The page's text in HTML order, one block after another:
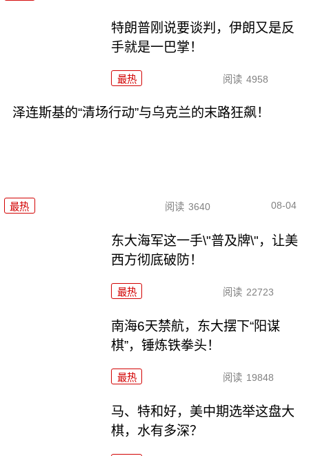
特朗普刚说要谈判，伊朗又是反
手就是一巴掌！
最热 阅读 4958
泽连斯基的“清场行动”与乌克兰的末路狂飙！
最热 阅读 3640 08-04
东大海军这一手\"普及牌\"，让美
西方彻底破防！
最热 阅读 22723
南海6天禁航，东大摆下“阳谋
棋”，锤炼铁拳头！
最热 阅读 19848
马、特和好，美中期选举这盘大
棋，水有多深？